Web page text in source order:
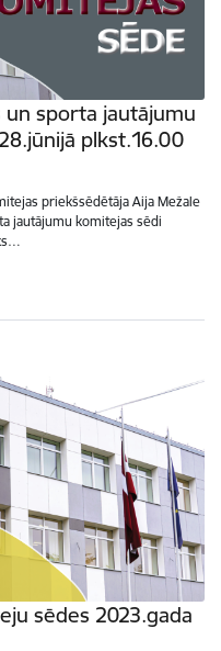
sporta jautājumu
plkst.16.00
priekšsēdētāja Aija Mežale
jautājumu komitejas sēdi
sēdes 2023.gada